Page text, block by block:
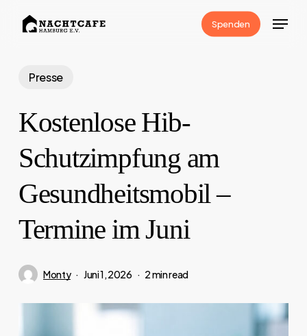
content
Spenden Menu
Presse
Kostenlose Hib-
Schutzimpfung am
Gesundheitsmobil –
Termine im Juni
Monty Juni 1, 2026 2 min read